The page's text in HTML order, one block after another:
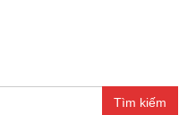
Tìm kiếm